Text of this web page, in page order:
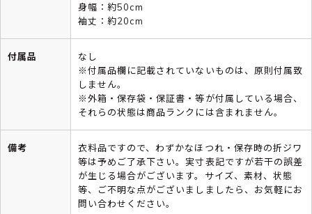
身幅：約50cm
袖丈：約20cm
付属品
なし
※付属品欄に記載されていないものは、原則付属致
しません。
※外箱・保存袋・保証書・等が付属している場合、
それらの状態は商品ランクには含まれません。
備考
衣料品ですので、わずかなほつれ・保存時の折ジワ
等は予めご了承下さい。実寸表記ですが若干の誤差
が生じる場合がございます。サイズ、素材、状態
等、ご不明な点がございましましたら、お気軽にお
問い合わせください。